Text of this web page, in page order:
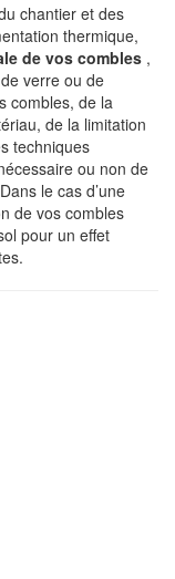
chantier et des
thermique,
de vos combles ,
verre ou de
combles, de la
de la limitation
techniques
ou non de
le cas d’une
de vos combles
pour un effet